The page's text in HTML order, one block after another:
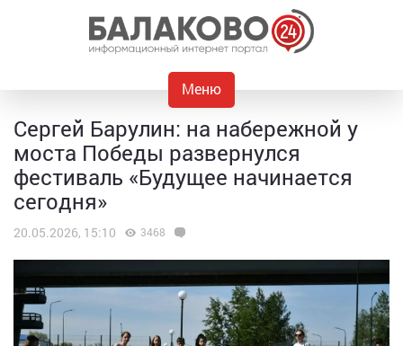
Меню
Сергей Барулин: на набережной у
моста Победы развернулся
фестиваль «Будущее начинается
сегодня»
20.05.2026, 15:10 3468